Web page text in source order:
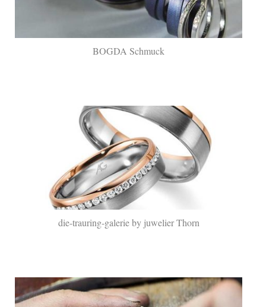
BOGDA Schmuck
die-trauring-galerie by juwelier Thorn